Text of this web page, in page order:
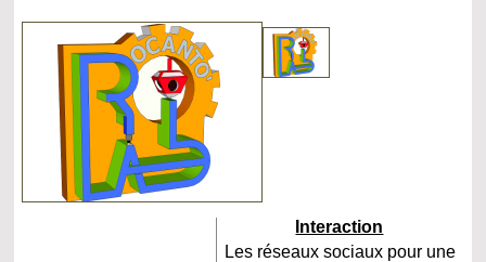
Interaction
Les réseaux sociaux pour une